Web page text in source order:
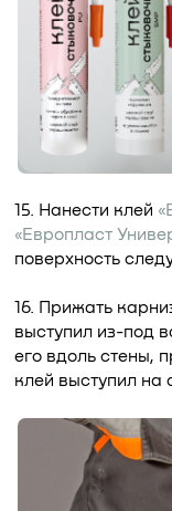
15. Нанести клей
«Европласт
поверхность
16. Прижать
выступил из-под
его вдоль стены,
клей выступил на